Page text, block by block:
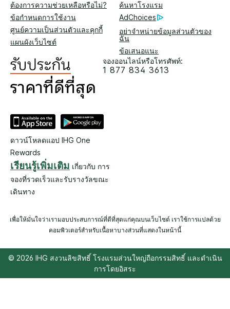
ต้องการความช่วยเหลือหรือไม่?
ค้นหาโรงแรม
ข้อกำหนดการใช้งาน
AdChoices
ศูนย์ความเป็นส่วนตัวและคุกกี้
อย่าจำหน่ายข้อมูลส่วนตัวของ
ฉัน
แผนผังเว็บไซต์
ข้อเสนอแนะ
จองออนไลน์หรือโทรศัพท์:
1 877 834 3613
ดาวน์โหลดแอป IHG One
Rewards
เรียนรู้เพิ่มเติม เกี่ยวกับ การ
จองที่รวดเร็วและรับรางวัลขณะ
เดินทาง
เพื่อให้มั่นใจว่าเรามอบประสบการณ์ที่ดีที่สุดแก่คุณบนเว็บไซต์ เราใช้การแปลด้วย
คอมพิวเตอร์สำหรับเนื้อหาบางส่วนที่แสดงในหน้านี้
© 2026 IHG สงวนลิขสิทธิ์ โรงแรมส่วนใหญ่ถือกรรมสิทธิ์ และดำเนิน
การโดยอิสระ
Select